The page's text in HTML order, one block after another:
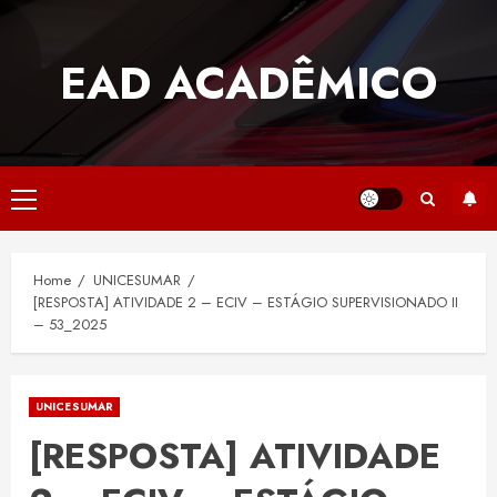
EAD ACADÊMICO
Primary
Menu
Home
UNICESUMAR
[RESPOSTA] ATIVIDADE 2 – ECIV – ESTÁGIO SUPERVISIONADO II
– 53_2025
UNICESUMAR
[RESPOSTA] ATIVIDADE